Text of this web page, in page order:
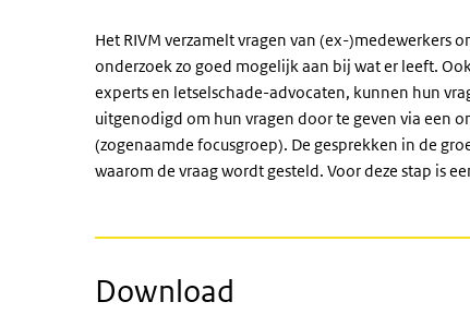
Het RIVM verzamelt vragen van (ex-)medewerkers
onderzoek zo goed mogelijk aan bij wat er leeft.
experts en letselschade-advocaten, kunnen hun
uitgenodigd om hun vragen door te geven via een
(zogenaamde focusgroep). De gesprekken in de
waarom de vraag wordt gesteld. Voor deze stap is
Download